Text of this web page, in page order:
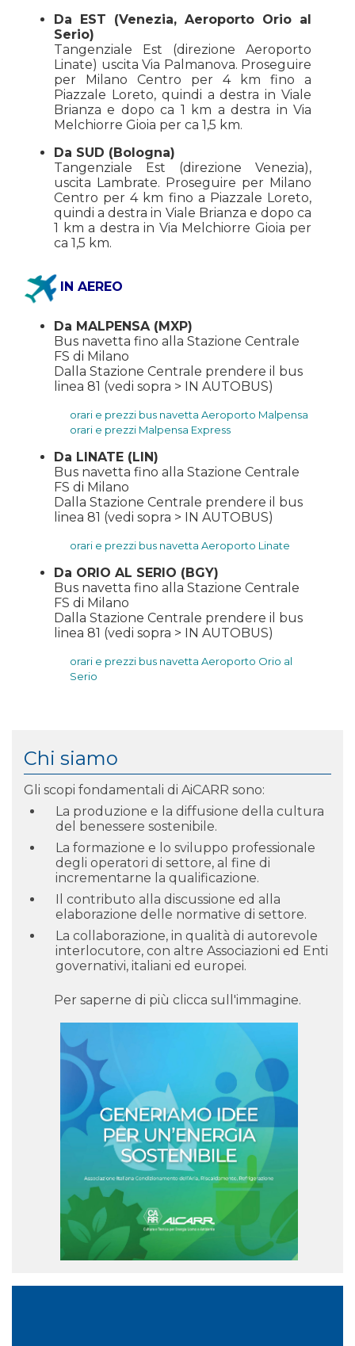
Chi siamo
Gli scopi fondamentali di AiCARR sono:
La produzione e la diffusione della cultura
del benessere sostenibile.
La formazione e lo sviluppo professionale
degli operatori di settore, al fine di
incrementarne la qualificazione.
Il contributo alla discussione ed alla
elaborazione delle normative di settore.
La collaborazione, in qualità di autorevole
interlocutore, con altre Associazioni ed Enti
governativi, italiani ed europei.
Per saperne di più clicca sull'immagine.
Da EST (Venezia, Aeroporto Orio al
Serio)
Tangenziale Est (direzione Aeroporto
Linate) uscita Via Palmanova. Proseguire
per Milano Centro per 4 km fino a
Piazzale Loreto, quindi a destra in Viale
Brianza e dopo ca 1 km a destra in Via
Melchiorre Gioia per ca 1,5 km.
Da SUD (Bologna)
Tangenziale Est (direzione Venezia),
uscita Lambrate. Proseguire per Milano
Centro per 4 km fino a Piazzale Loreto,
quindi a destra in Viale Brianza e dopo ca
1 km a destra in Via Melchiorre Gioia per
ca 1,5 km.
IN AEREO
Da MALPENSA (MXP)
Bus navetta fino alla Stazione Centrale
FS di Milano
Dalla Stazione Centrale prendere il bus
linea 81 (vedi sopra > IN AUTOBUS)
orari e prezzi bus navetta Aeroporto Malpensa
orari e prezzi Malpensa Express
Da LINATE (LIN)
Bus navetta fino alla Stazione Centrale
FS di Milano
Dalla Stazione Centrale prendere il bus
linea 81 (vedi sopra > IN AUTOBUS)
orari e prezzi bus navetta Aeroporto Linate
Da ORIO AL SERIO (BGY)
Bus navetta fino alla Stazione Centrale
FS di Milano
Dalla Stazione Centrale prendere il bus
linea 81 (vedi sopra > IN AUTOBUS)
orari e prezzi bus navetta Aeroporto Orio al
Serio